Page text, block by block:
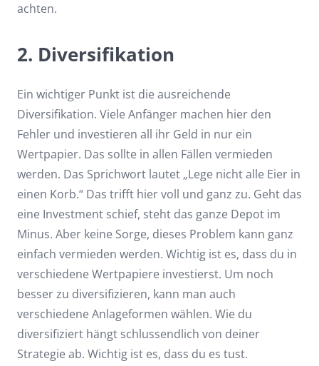
achten.
2. Diversifikation
Ein wichtiger Punkt ist die ausreichende
Diversifikation. Viele Anfänger machen hier den
Fehler und investieren all ihr Geld in nur ein
Wertpapier. Das sollte in allen Fällen vermieden
werden. Das Sprichwort lautet „Lege nicht alle Eier in
einen Korb.“ Das trifft hier voll und ganz zu. Geht das
eine Investment schief, steht das ganze Depot im
Minus. Aber keine Sorge, dieses Problem kann ganz
einfach vermieden werden. Wichtig ist es, dass du in
verschiedene Wertpapiere investierst. Um noch
besser zu diversifizieren, kann man auch
verschiedene Anlageformen wählen. Wie du
diversifiziert hängt schlussendlich von deiner
Strategie ab. Wichtig ist es, dass du es tust.